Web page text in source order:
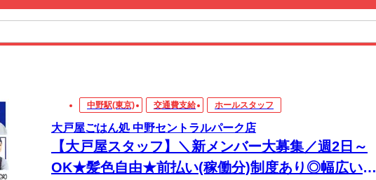
中野駅(東京) 交通費支給 ホールスタッフ
大戸屋ごはん処 中野セントラルパーク店
【大戸屋スタッフ】＼新メンバー大募集／週2日～
OK★髪色自由★前払い(稼働分)制度あり◎幅広い年